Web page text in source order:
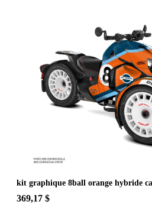
kit graphique 8ball orange hybride
369,17 $